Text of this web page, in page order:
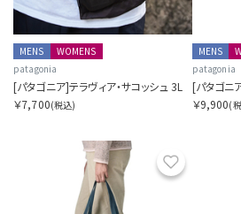
MENS
WOMENS
patagonia
[パタゴニア]テラヴィア・サコッシュ 3L
￥7,700(税込)
MENS
patagonia
￥9,900(
お気に入り